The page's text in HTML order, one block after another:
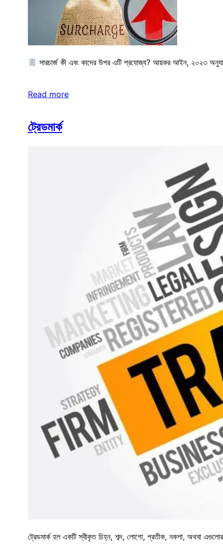
সারচার্জ কী এবং কাদের উপর এটি প্রযোজ্য? আয়কর আইন, ২০২৩
Read more
ট্রেডমার্ক
ট্রেডমার্ক হল একটি স্বীকৃত চিহ্ন, শব্দ, লোগো, প্রতীক, নকশা, অথবা